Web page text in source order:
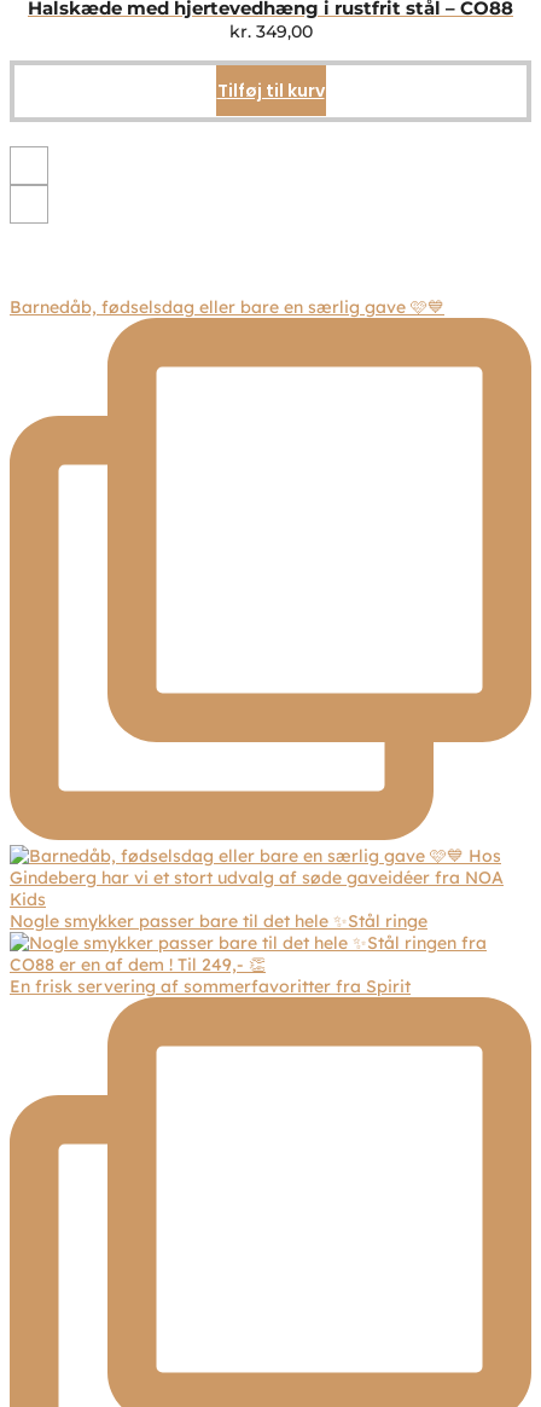
Mulighederne
på
Halskæde med hjertevedhæng i rustfrit stål – CO88
kr.349,00
Tilføj til kurv
Barnedåb, fødselsdag eller bare en særlig gave 🩷💙
Nogle smykker passer bare til det hele ✨Stål ringe
En frisk servering af sommerfavoritter fra Spirit